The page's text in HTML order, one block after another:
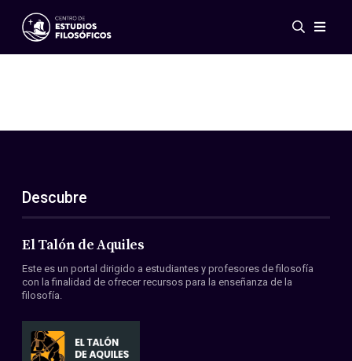
Eventos
ES
EN
Acerca de nosotros
Miembros
Convenios
Descubre
El Talón de Aquiles
Este es un portal dirigido a estudiantes y profesores de filosofía
con la finalidad de ofrecer recursos para la enseñanza de la
filosofía.